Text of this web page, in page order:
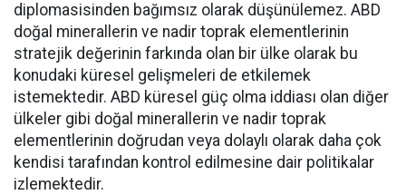
diplomasisinden bağımsız olarak düşünülemez. ABD
doğal minerallerin ve nadir toprak elementlerinin
stratejik değerinin farkında olan bir ülke olarak bu
konudaki küresel gelişmeleri de etkilemek
istemektedir. ABD küresel güç olma iddiası olan diğer
ülkeler gibi doğal minerallerin ve nadir toprak
elementlerinin doğrudan veya dolaylı olarak daha çok
kendisi tarafından kontrol edilmesine dair politikalar
izlemektedir.